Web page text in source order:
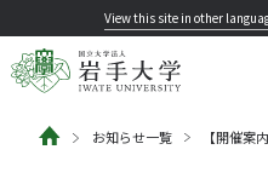
View this site in other
お知らせ一覧 【開催案